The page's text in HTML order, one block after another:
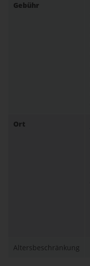
Gebühr
Ort
Altersbeschränkung